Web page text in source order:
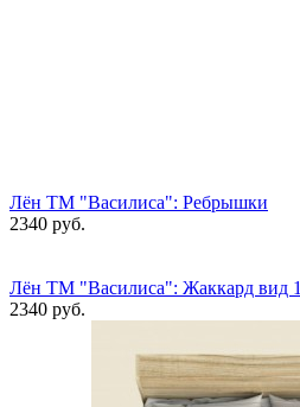
Лён ТМ "Василиса": Ребрышки
2340 руб.
Лён ТМ "Василиса": Жаккард вид 1
2340 руб.